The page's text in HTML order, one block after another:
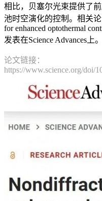
相比，贝塞尔光束提供了
池时空演化的控制。相关论
for enhanced optothermal
发表在Science Advances上。
论文链接：
https://www.science.org/doi/